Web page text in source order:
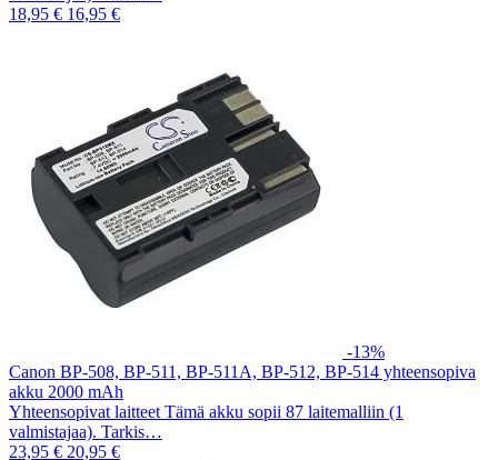
18,95 € 16,95 €
-13%
Canon BP-508, BP-511, BP-511A, BP-512, BP-514 yhteensopiva
akku 2000 mAh
Yhteensopivat laitteet Tämä akku sopii 87 laitemalliin (1
valmistajaa). Tarkis…
23,95 € 20,95 €